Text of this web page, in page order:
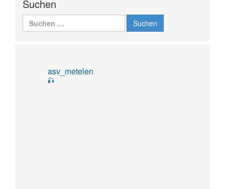
Suchen
nach:
asv_metelen
🎣